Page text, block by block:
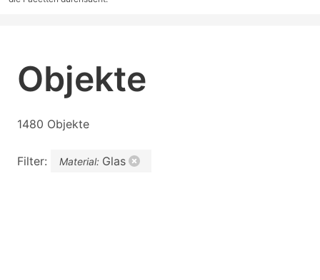
Objekte
1480 Objekte
Filter: Material: Glas